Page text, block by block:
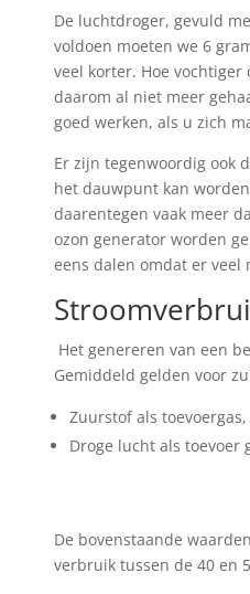
De luchtdroger, gevuld
voldoen moeten we 6
veel korter. Hoe
daarom al niet meer
goed werken, als u zich
Er zijn tegenwoordig ook
het dauwpunt kan
daarentegen vaak meer
ozon generator worden
eens dalen omdat er
Het genereren van een
Gemiddeld gelden voor
Zuurstof als
Droge lucht als toevoer
De bovenstaande
verbruik tussen de 40 en